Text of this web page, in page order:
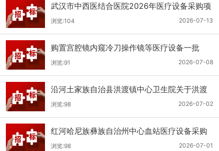
武汉市中西医结合医院2026年医疗设备采购项
目四公开招标公告
2026-07-13
浏览:104
购置宫腔镜内窥冷刀操作镜等医疗设备一批
（双盲+远程异地+分散）
2026-07-08
浏览:91
沿河土家族自治县洪渡镇中心卫生院关于洪渡
镇中心卫生院县域医疗次中心医疗设备采购项
目的公开招标公告
2026-07-02
浏览:98
红河哈尼族彝族自治州中心血站医疗设备采购
（二次）公开招标公告
2026-07-01
浏览:98